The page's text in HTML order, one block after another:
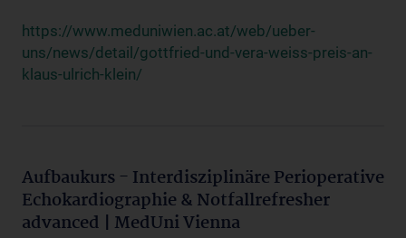
https://www.meduniwien.ac.at/web/ueber-
uns/news/detail/gottfried-und-vera-weiss-preis-an-
klaus-ulrich-klein/
Aufbaukurs - Interdisziplinäre Perioperative
Echokardiographie & Notfallrefresher
advanced | MedUni Vienna